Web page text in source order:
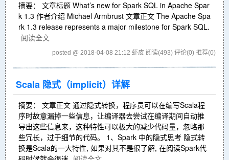
摘要： 文章标题 What’s new for Spark SQL in Apache Spar
k 1.3 作者介绍 Michael Armbrust 文章正文 The Apache Spa
rk 1.3 release represents a major milestone for Spark SQL.
阅读全文
posted @ 2018-04-08 21:12 虾皮 阅读(493) 评论(0) 推荐(0)
Scala 隐式（implicit）详解
摘要： 文章正文 通过隐式转换，程序员可以在编写Scala程
序时故意漏掉一些信息，让编译器去尝试在编译期间自动推
导出这些信息来，这种特性可以极大的减少代码量，忽略那
些冗长，过于细节的代码。 1、Spark 中的隐式思考 隐式转
换是Scala的一大特性, 如果对其不是很了解, 在阅读Spark代